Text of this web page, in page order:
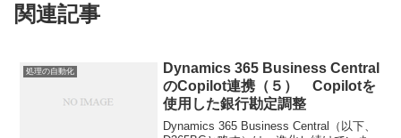
関連記事
処理の自動化
Dynamics 365 Business Central
のCopilot連携（５） Copilotを
使用した銀行勘定調整
Dynamics 365 Business Central（以下、